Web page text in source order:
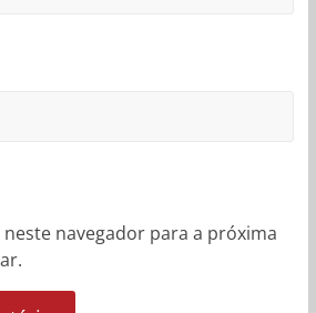
navegador para a próxima